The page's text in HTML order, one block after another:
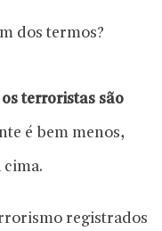
dos termos?
terroristas são
é bem menos,
cima.
registrados